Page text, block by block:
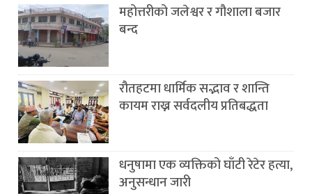
महोत्तरीको जलेश्वर र गौशाला बजार
बन्द
रौतहटमा धार्मिक सद्भाव र शान्ति
कायम राख्न सर्वदलीय प्रतिबद्धता
धनुषामा एक व्यक्तिको घाँटी रेटेर हत्या,
अनुसन्धान जारी